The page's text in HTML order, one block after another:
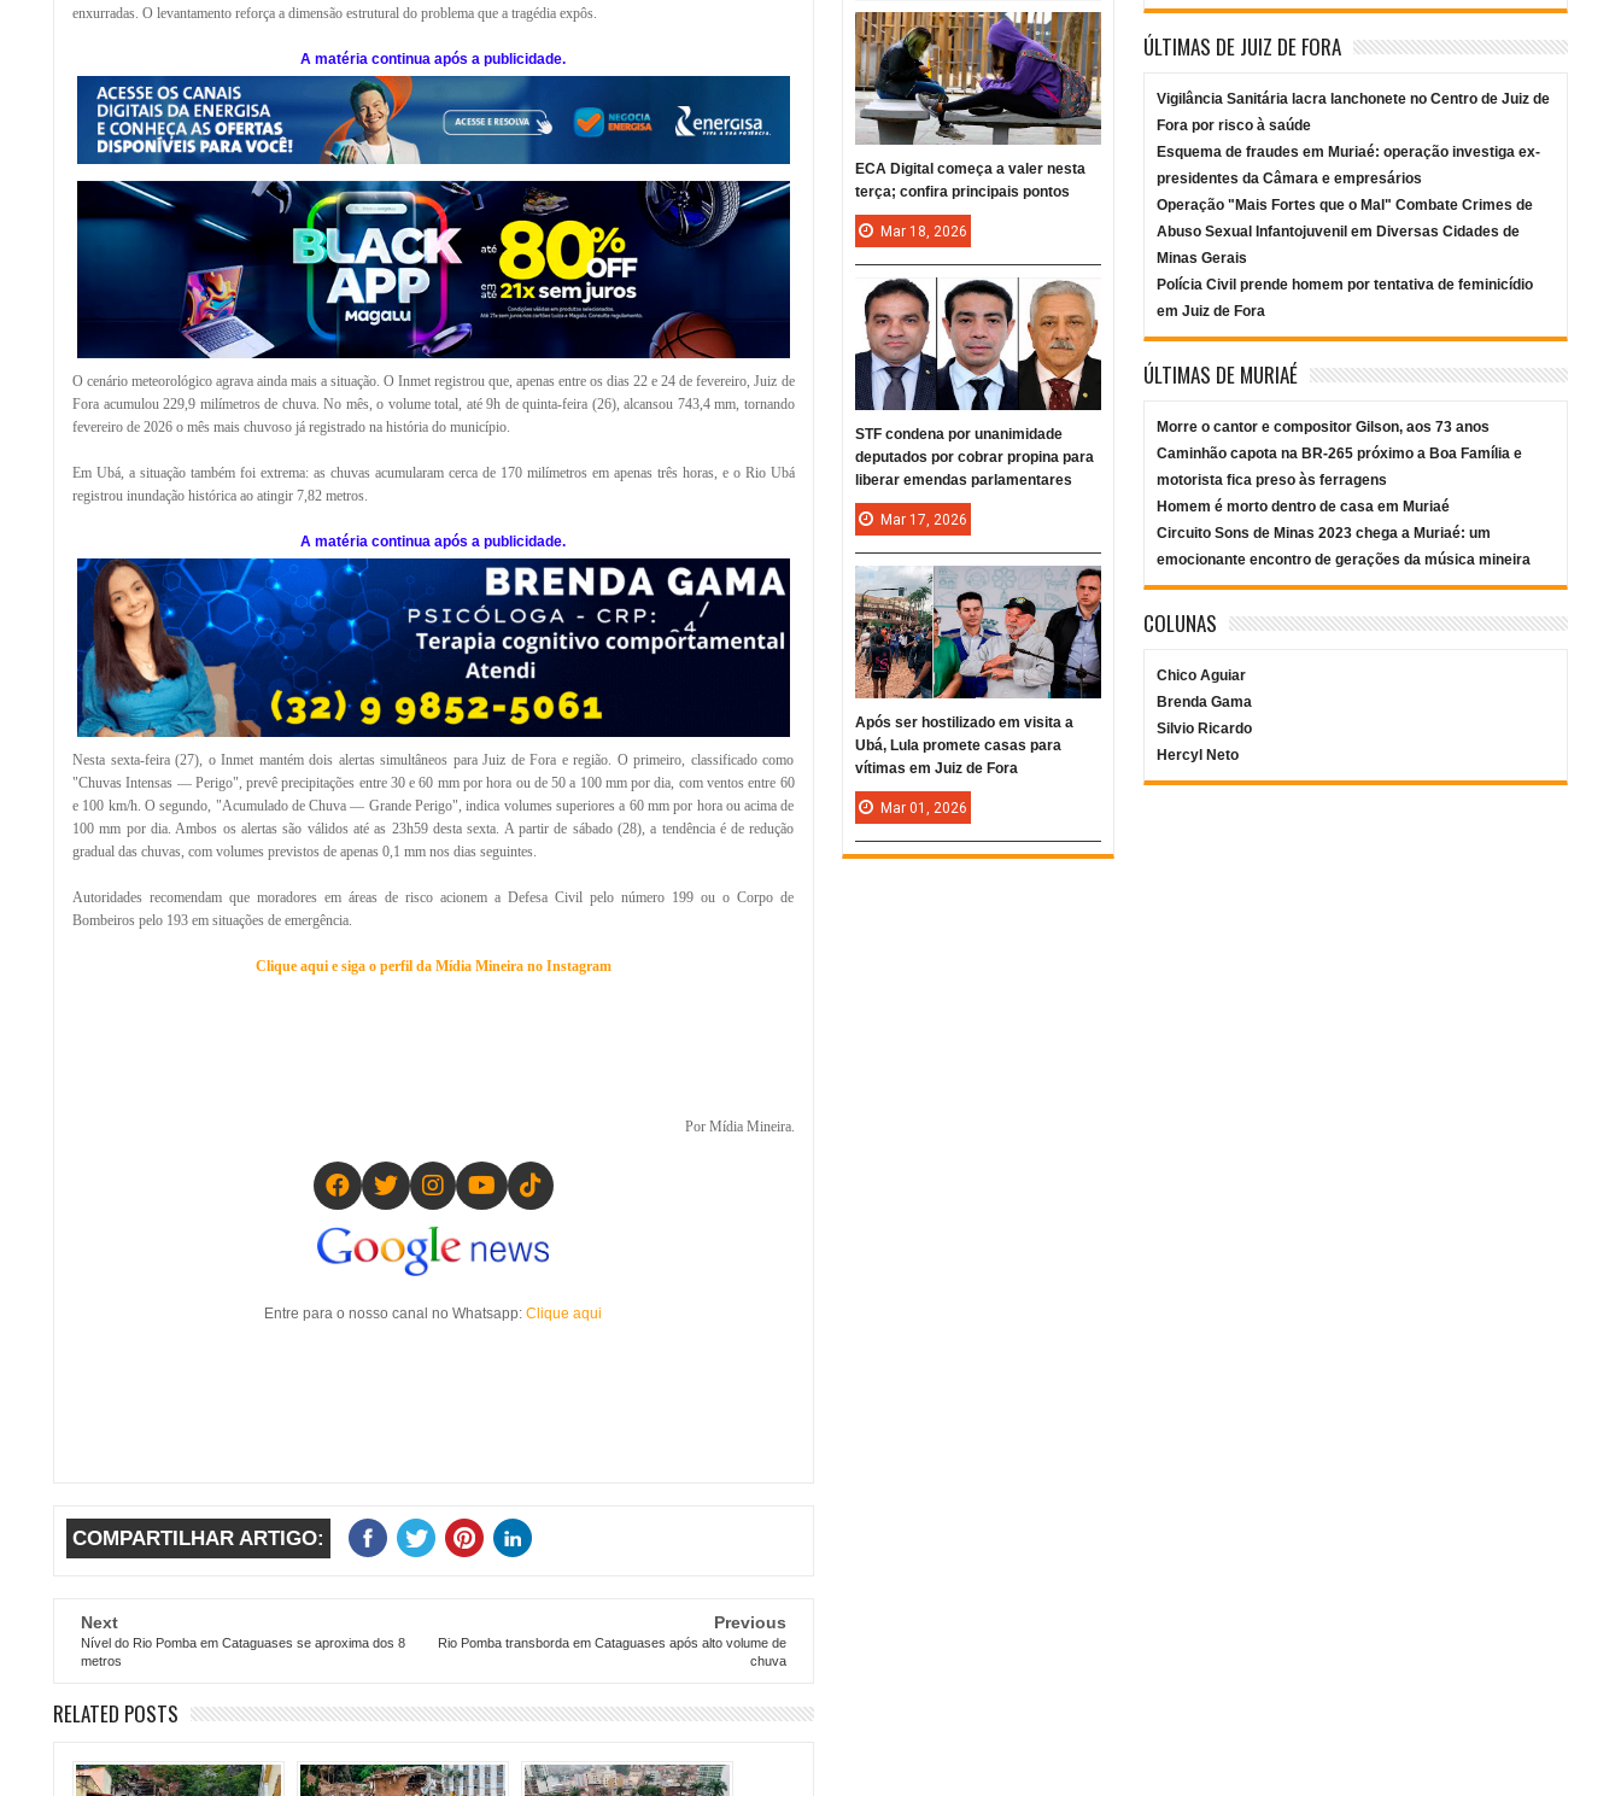
enxurradas. O levantamento reforça a dimensão estrutural do problema que a tragédia expôs.
A matéria continua após a publicidade.
O cenário meteorológico agrava ainda mais a situação. O Inmet registrou que, apenas entre os dias 22 e 24 de fevereiro, Juiz de
Fora acumulou 229,9 milímetros de chuva. No mês, o volume total, até 9h de quinta-feira (26), alcansou 743,4 mm, tornando
fevereiro de 2026 o mês mais chuvoso já registrado na história do município.
Em Ubá, a situação também foi extrema: as chuvas acumularam cerca de 170 milímetros em apenas três horas, e o Rio Ubá
registrou inundação histórica ao atingir 7,82 metros.
A matéria continua após a publicidade.
Nesta sexta-feira (27), o Inmet mantém dois alertas simultâneos para Juiz de Fora e região. O primeiro, classificado como
"Chuvas Intensas — Perigo", prevê precipitações entre 30 e 60 mm por hora ou de 50 a 100 mm por dia, com ventos entre 60
e 100 km/h. O segundo, "Acumulado de Chuva — Grande Perigo", indica volumes superiores a 60 mm por hora ou acima de
100 mm por dia. Ambos os alertas são válidos até as 23h59 desta sexta. A partir de sábado (28), a tendência é de redução
gradual das chuvas, com volumes previstos de apenas 0,1 mm nos dias seguintes.
Autoridades recomendam que moradores em áreas de risco acionem a Defesa Civil pelo número 199 ou o Corpo de
Bombeiros pelo 193 em situações de emergência.
Clique aqui e siga o perfil da Mídia Mineira no Instagram
Por Mídia Mineira.
Entre para o nosso canal no Whatsapp:Clique aqui
COMPARTILHAR ARTIGO:
Next
Nível do Rio Pomba em Cataguases se aproxima dos 8
metros
Previous
Rio Pomba transborda em Cataguases após alto volume de
chuva
RELATED POSTS
ÚLTIMAS DE JUIZ DE FORA
Vigilância Sanitária lacra lanchonete no Centro de Juiz de
Fora por risco à saúde
Esquema de fraudes em Muriaé: operação investiga ex-
presidentes da Câmara e empresários
Operação "Mais Fortes que o Mal" Combate Crimes de
Abuso Sexual Infantojuvenil em Diversas Cidades de
Minas Gerais
Polícia Civil prende homem por tentativa de feminicídio
em Juiz de Fora
ÚLTIMAS DE MURIAÉ
Morre o cantor e compositor Gilson, aos 73 anos
Caminhão capota na BR-265 próximo a Boa Família e
motorista fica preso às ferragens
Homem é morto dentro de casa em Muriaé
Circuito Sons de Minas 2023 chega a Muriaé: um
emocionante encontro de gerações da música mineira
COLUNAS
Chico Aguiar
Brenda Gama
Silvio Ricardo
Hercyl Neto
ECA Digital começa a valer nesta
terça; confira principais pontos
Mar 18, 2026
STF condena por unanimidade
deputados por cobrar propina para
liberar emendas parlamentares
Mar 17, 2026
Após ser hostilizado em visita a
Ubá, Lula promete casas para
vítimas em Juiz de Fora
Mar 01, 2026